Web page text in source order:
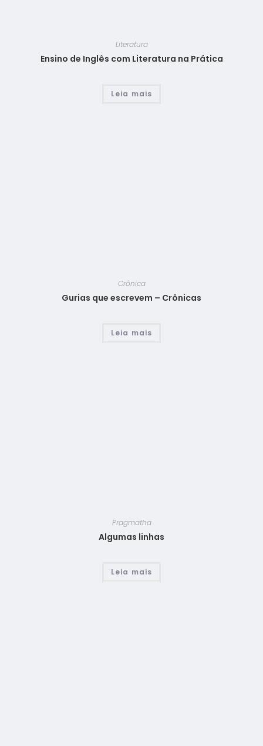
Literatura
Ensino de Inglês com Literatura na Prática
Leia mais
Crônica
Gurias que escrevem – Crônicas
Leia mais
Pragmatha
Algumas linhas
Leia mais